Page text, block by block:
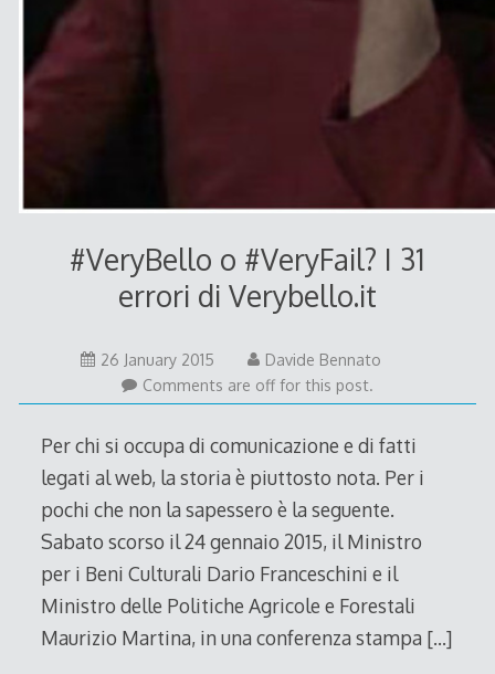
#VeryBello o #VeryFail? I 31
errori di Verybello.it
26 January 201526
January
2015
Davide Bennato
Comments are off for this post.
Per chi si occupa di comunicazione e di fatti
legati al web, la storia è piuttosto nota. Per i
pochi che non la sapessero è la seguente.
Sabato scorso il 24 gennaio 2015, il Ministro
per i Beni Culturali Dario Franceschini e il
Ministro delle Politiche Agricole e Forestali
Maurizio Martina, in una conferenza stampa […]